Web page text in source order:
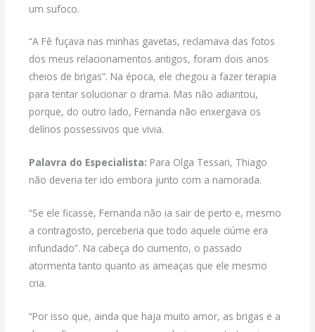
um sufoco.
“A Fê fuçava nas minhas gavetas, reclamava das fotos
dos meus relacionamentos antigos, foram dois anos
cheios de brigas”. Na época, ele chegou a fazer terapia
para tentar solucionar o drama. Mas não adiantou,
porque, do outro lado, Fernanda não enxergava os
delírios possessivos que vivia.
Palavra do Especialista: Para Olga Tessari, Thiago
não deveria ter ido embora junto com a namorada.
“Se ele ficasse, Fernanda não ia sair de perto e, mesmo
a contragosto, perceberia que todo aquele ciúme era
infundado”. Na cabeça do ciumento, o passado
atormenta tanto quanto as ameaças que ele mesmo
cria.
“Por isso que, ainda que haja muito amor, as brigas e a